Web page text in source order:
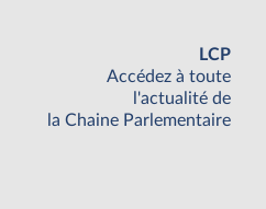
LCP
Accédez à toute
l'actualité de
la Chaine Parlementaire